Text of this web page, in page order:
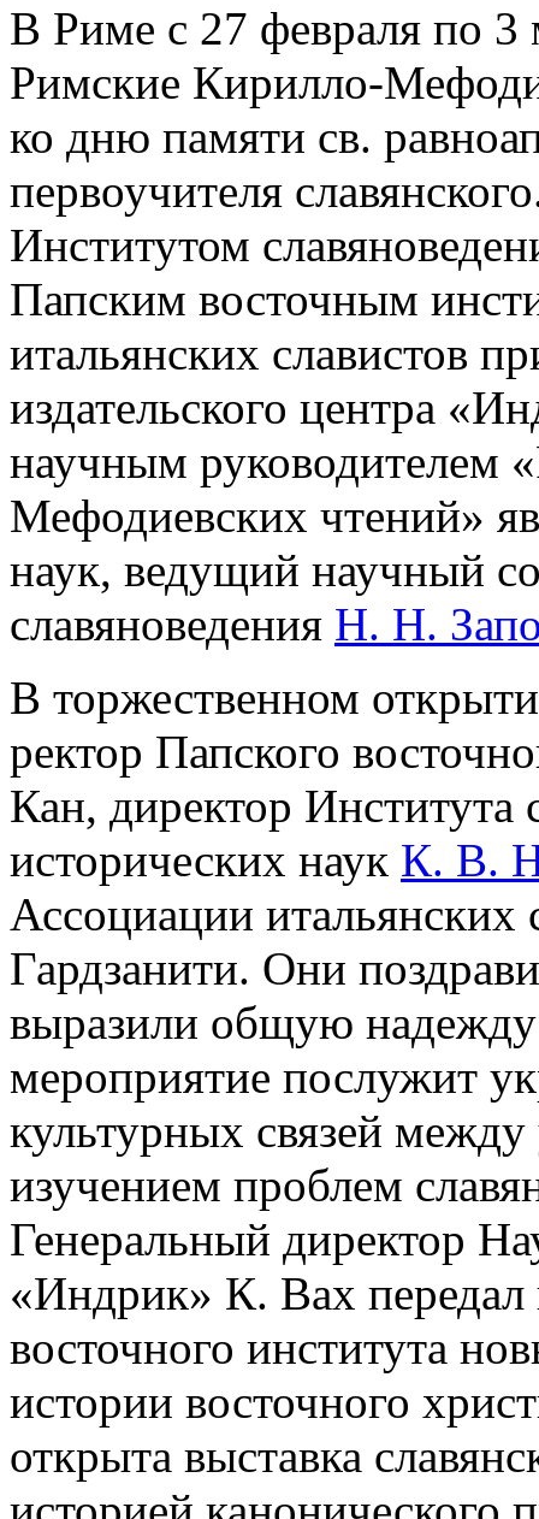
В Риме с 27 февраля по
Римские Кирилло-
ко дню памяти св.
первоучителя
Институтом
Папским восточным
итальянских славистов
издательского центра
научным руководителем
Мефодиевских чтений»
наук, ведущий научный
славяноведения Н. Н.
В торжественном
ректор Папского
Кан, директор Института
исторических наук К. В.
Ассоциации
Гардзанити. Они
выразили общую надежду
мероприятие послужит
культурных связей
изучением проблем
Генеральный директор
«Индрик» К. Вах передал
восточного института
истории восточного
открыта выставка